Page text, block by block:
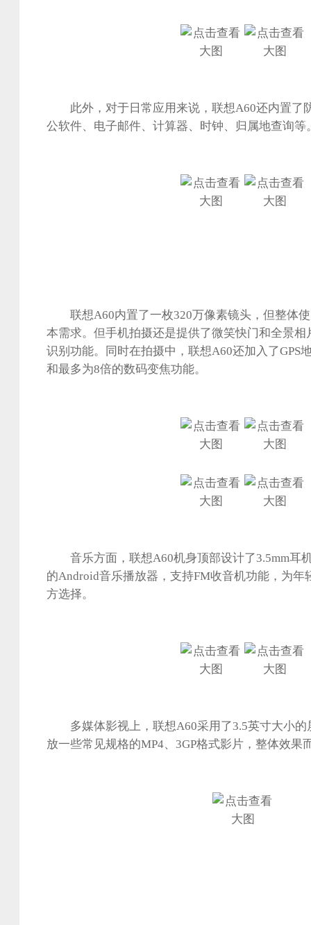
此外，对于日常应用来说，联想A60还内置了
公软件、电子邮件、计算器、时钟、归属地查询等
联想A60内置了一枚320万像素镜头，但整体使
本需求。但手机拍摄还是提供了微笑快门和全景
识别功能。同时在拍摄中，联想A60还加入了GPS
和最多为8倍的数码变焦功能。
音乐方面，联想A60机身顶部设计了3.5mm耳
的Android音乐播放器，支持FM收音机功能，为年
方选择。
多媒体影视上，联想A60采用了3.5英寸大小的
放一些常见规格的MP4、3GP格式影片，整体效果